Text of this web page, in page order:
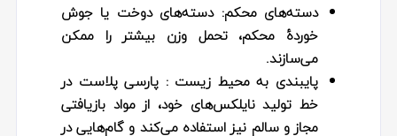
دسته‌های محکم: دسته‌های دوخت یا جوش
خوردهٔ محکم، تحمل وزن بیشتر را ممکن
می‌سازند.
پایبندی به محیط‌ زیست : پارسی پلاست در
خط تولید نایلکس‌های خود، از مواد بازیافتی
مجاز و سالم نیز استفاده می‌کند و گام‌هایی در